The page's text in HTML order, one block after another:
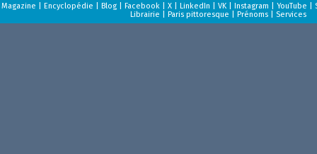
Magazine Encyclopédie Blog| Facebook| X| LinkedIn VK| Instagram YouTube
Librairie
Paris pittoresque Prénoms| Services